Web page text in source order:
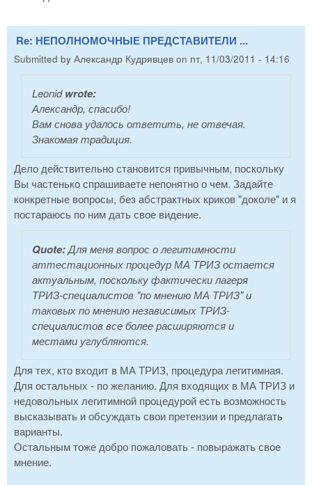
Re: НЕПОЛНОМОЧНЫЕ ПРЕДСТАВИТЕЛИ ...
Submitted by Александр Кудрявцев on пт, 11/03/2011 - 14:16
Leonidwrote:
Александр, спасибо!
Вам снова удалось ответить, не отвечая.
Знакомая традиция.
Дело действительно становится привычным, поскольку
Вы частенько спрашиваете непонятно о чем. Задайте
конкретные вопросы, без абстрактных криков "доколе" и я
постараюсь по ним дать свое видение.
Quote:Для меня вопрос о легитимности
аттестационных процедур МА ТРИЗ остается
актуальным, поскольку фактически лагеря
ТРИЗ-специалистов "по мнению МА ТРИЗ" и
таковых по мнению независимых ТРИЗ-
специалистов все более расширяются и
местами углубляются.
Для тех, кто входит в МА ТРИЗ, процедура легитимная.
Для остальных - по желанию. Для входящих в МА ТРИЗ и
недовольных легитимной процедурой есть возможность
высказывать и обсуждать свои претензии и предлагать
варианты.
Остальным тоже добро пожаловать - повыражать свое
мнение.